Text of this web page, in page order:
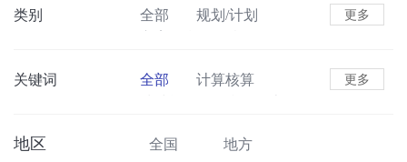
类别 全部
规划/计划
更多
关键词 全部
计算核算
新能源汽车
更多
地区 全国 地方